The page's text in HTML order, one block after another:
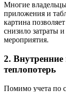
Многие
приложения и
картина
снизило затраты
мероприятия.
2.
теплопотерь
Помимо учета по